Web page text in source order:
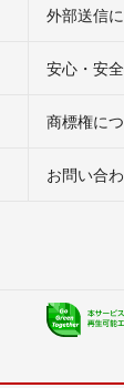
外部送信
安心・安
商標権に
お問い合